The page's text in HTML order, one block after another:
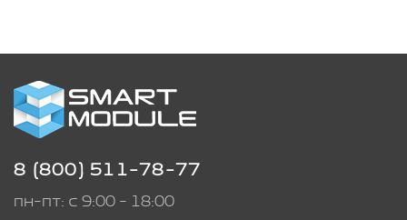
8 (800) 511-78-77
пн-пт: с 9:00 - 18:00